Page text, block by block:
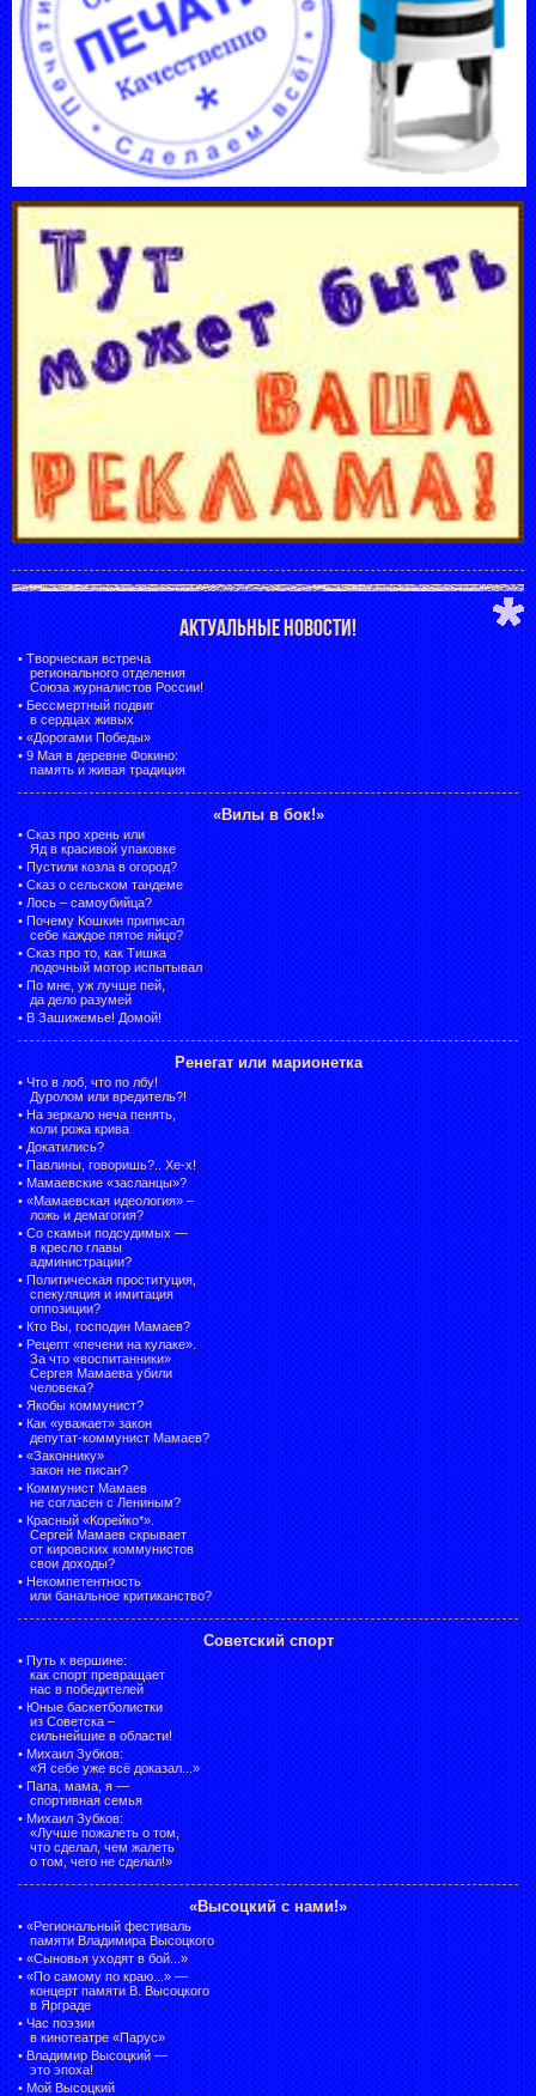
АКТУАЛЬНЫЕ НОВОСТИ!
• Творческая встреча
регионального отделения
Союза журналистов России!
• Бессмертный подвиг
в сердцах живых
• «Дорогами Победы»
• 9 Мая в деревне Фокино:
память и живая традиция
«Вилы в бок!»
• Сказ про хрень или
Яд в красивой упаковке
• Пустили козла в огород?
• Сказ о сельском тандеме
• Лось – самоубийца?
• Почему Кошкин приписал
себе каждое пятое яйцо?
• Сказ про то, как Тишка
лодочный мотор испытывал
• По мне, уж лучше пей,
да дело разумей
• В Зашижемье! Домой!
Ренегат или марионетка
• Что в лоб, что по лбу!
Дуролом или вредитель?!
• На зеркало неча пенять,
коли рожа крива
• Докатились?
• Павлины, говоришь?.. Хе-х!
• Мамаевские «засланцы»?
• «Мамаевская идеология» –
ложь и демагогия?
• Со скамьи подсудимых —
в кресло главы
администрации?
• Политическая проституция,
спекуляция и имитация
оппозиции?
• Кто Вы, господин Мамаев?
• Рецепт «печени на кулаке».
За что «воспитанники»
Сергея Мамаева убили
человека?
• Якобы коммунист?
• Как «уважает» закон
депутат-коммунист Мамаев?
• «Законнику»
закон не писан?
• Коммунист Мамаев
не согласен с Лениным?
• Красный «Корейко*».
Сергей Мамаев скрывает
от кировских коммунистов
свои доходы?
• Некомпетентность
или банальное критиканство?
Советский спорт
• Путь к вершине:
как спорт превращает
нас в победителей
• Юные баскетболистки
из Советска –
сильнейшие в области!
• Михаил Зубков:
«Я себе уже всё доказал...»
• Папа, мама, я —
спортивная семья
• Михаил Зубков:
«Лучше пожалеть о том,
что сделал, чем жалеть
о том, чего не сделал!»
«Высоцкий с нами!»
• «Региональный фестиваль
памяти Владимира Высоцкого
• «Сыновья уходят в бой...»
• «По самому по краю...» —
концерт памяти В. Высоцкого
в Ярграде
• Час поэзии
в кинотеатре «Парус»
• Владимир Высоцкий —
это эпоха!
• Мой Высоцкий